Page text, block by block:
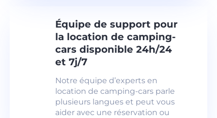
Équipe de support pour
la location de camping-
cars disponible 24h/24
et 7j/7
Notre équipe d’experts en
location de camping-cars parle
plusieurs langues et peut vous
aider avec une réservation ou